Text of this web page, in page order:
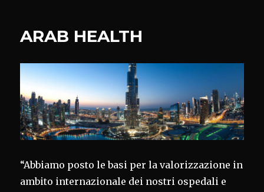
ARAB HEALTH
“Abbiamo posto le basi per la valorizzazione in
ambito internazionale dei nostri ospedali e